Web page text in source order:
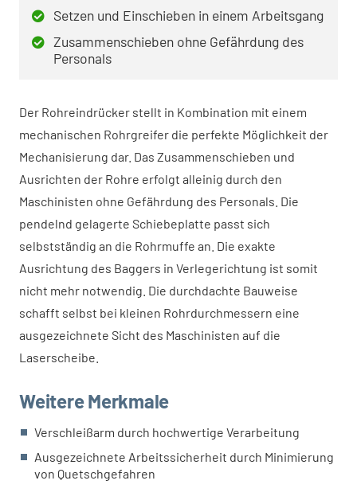
Setzen und Einschieben in einem Arbeitsgang
Zusammenschieben ohne Gefährdung des
Personals
Der Rohreindrücker stellt in Kombination mit einem
mechanischen Rohrgreifer die perfekte Möglichkeit der
Mechanisierung dar. Das Zusammenschieben und
Ausrichten der Rohre erfolgt alleinig durch den
Maschinisten ohne Gefährdung des Personals. Die
pendelnd gelagerte Schiebeplatte passt sich
selbstständig an die Rohrmuffe an. Die exakte
Ausrichtung des Baggers in Verlegerichtung ist somit
nicht mehr notwendig. Die durchdachte Bauweise
schafft selbst bei kleinen Rohrdurchmessern eine
ausgezeichnete Sicht des Maschinisten auf die
Laserscheibe.
Weitere Merkmale
Verschleißarm durch hochwertige Verarbeitung
Ausgezeichnete Arbeitssicherheit durch Minimierung
von Quetschgefahren